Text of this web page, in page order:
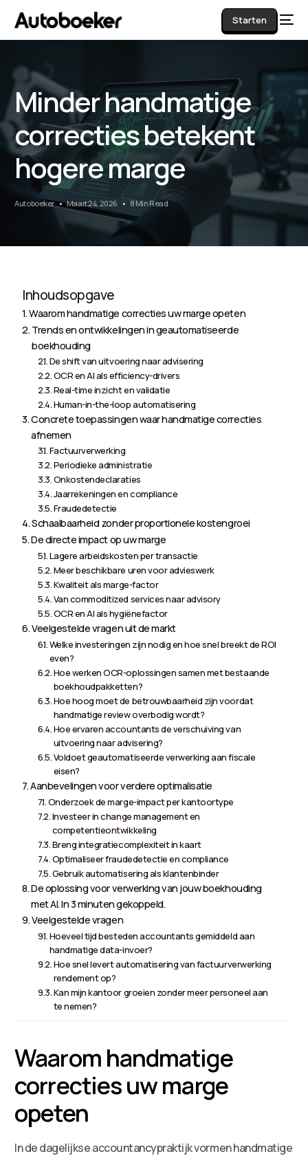
Starten
Minder handmatige
correcties betekent
hogere marge
Autoboeker Maart 24, 2026 8 Min Read
Inhoudsopgave
Waarom handmatige correcties uw marge opeten
Trends en ontwikkelingen in geautomatiseerde
boekhouding
De shift van uitvoering naar advisering
OCR en AI als efficiency-drivers
Real-time inzicht en validatie
Human-in-the-loop automatisering
Concrete toepassingen waar handmatige correcties
afnemen
Factuurverwerking
Periodieke administratie
Onkostendeclaraties
Jaarrekeningen en compliance
Fraudedetectie
Schaalbaarheid zonder proportionele kostengroei
De directe impact op uw marge
Lagere arbeidskosten per transactie
Meer beschikbare uren voor advieswerk
Kwaliteit als marge-factor
Van commoditized services naar advisory
OCR en AI als hygiënefactor
Veelgestelde vragen uit de markt
Welke investeringen zijn nodig en hoe snel breekt de ROI
even?
Hoe werken OCR-oplossingen samen met bestaande
boekhoudpakketten?
Hoe hoog moet de betrouwbaarheid zijn voordat
handmatige review overbodig wordt?
Hoe ervaren accountants de verschuiving van
uitvoering naar advisering?
Voldoet geautomatiseerde verwerking aan fiscale
eisen?
Aanbevelingen voor verdere optimalisatie
Onderzoek de marge-impact per kantoortype
Investeer in change management en
competentieontwikkeling
Breng integratiecomplexiteit in kaart
Optimaliseer fraudedetectie en compliance
Gebruik automatisering als klantenbinder
De oplossing voor verwerking van jouw boekhouding
met AI. In 3 minuten gekoppeld.
Veelgestelde vragen
Hoeveel tijd besteden accountants gemiddeld aan
handmatige data-invoer?
Hoe snel levert automatisering van factuurverwerking
rendement op?
Kan mijn kantoor groeien zonder meer personeel aan
te nemen?
Waarom handmatige
correcties uw marge
opeten
In de dagelijkse accountancypraktijk vormen handmatige
AI